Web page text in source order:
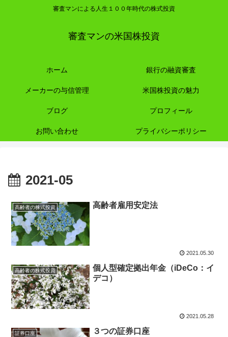
審査マンによる人生１００年時代の株式投資
審査マンの米国株投資
ホーム 銀行の融資審査
メーカーの与信管理 米国株投資の魅力
ブログ プロフィール
お問い合わせ プライバシーポリシー
2021-05
高齢者の株式投資 高齢者雇用安定法
2021.05.30
高齢者の株式投資
個人型確定拠出年金（iDeCo：イ
デコ）
2021.05.28
証券口座 ３つの証券口座